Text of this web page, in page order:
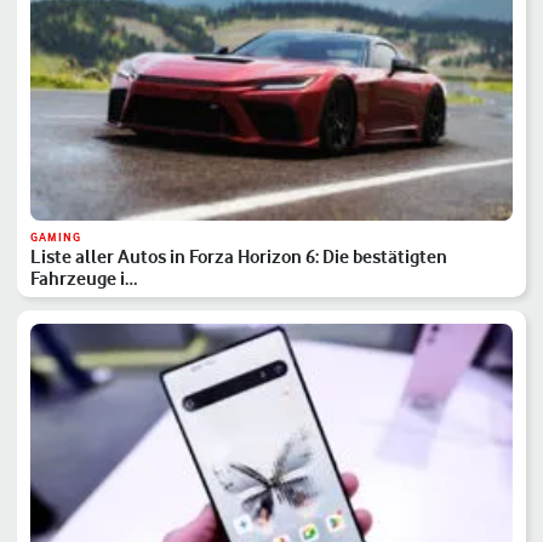
GAMING
Liste aller Autos in Forza Horizon 6: Die bestätigten
Fahrzeuge i…